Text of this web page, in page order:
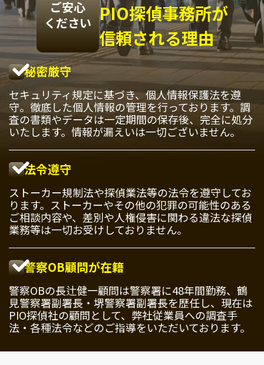
ご安心
ください PIO探偵事務所が
信頼される理由
秘密厳守
セキュリティ規定に基づき、個人情報保護法を遵
守。徹底した個人情報の管理を行っております。調
査の書類やデータは一定期間の保存後、完全に処分
いたします。情報が漏えいは一切ございません。
法令遵守
ストーカー規制法や探偵業法等の法令を遵守してお
ります。ストーカーやその他の犯罪の可能性のある
ご相談内容や、差別や人権侵害に関わる違法な探偵
業務等は一切お受けしておりません。
警察OB顧問が在籍
警察OBの長辻健一顧問は警察署に48年間勤務、鶴
見警察署副署長・堺警察署副署長を歴任し、現在は
PIO探偵社の顧問として、弊社従業員への調査手
法・各種法令などのご指導をいただいております。